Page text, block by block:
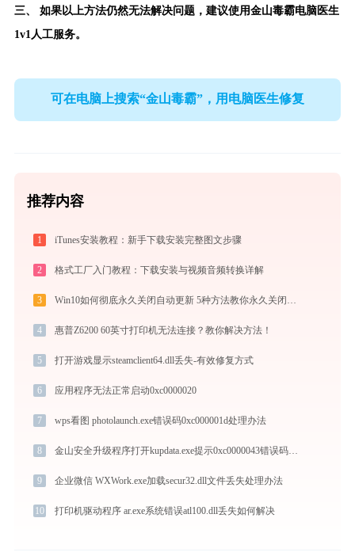
三、 如果以上方法仍然无法解决问题，建议使用金山毒霸电脑医生
1v1人工服务。
可在电脑上搜索“金山毒霸”，用电脑医生修复
推荐内容
1 iTunes安装教程：新手下载安装完整图文步骤
2 格式工厂入门教程：下载安装与视频音频转换详解
3
4 惠普Z6200 60英寸打印机无法连接？教你解决方法！
5 打开游戏显示steamclient64.dll丢失-有效修复方式
6 应用程序无法正常启动0xc0000020
7 wps看图 photolaunch.exe错误码0xc000001d处理办法
8 金山安全升级程序打开kupdata.exe提示0xc0000043错误码怎么办
9 企业微信 WXWork.exe加载secur32.dll文件丢失处理办法
10 打印机驱动程序 ar.exe系统错误atl100.dll丢失如何解决